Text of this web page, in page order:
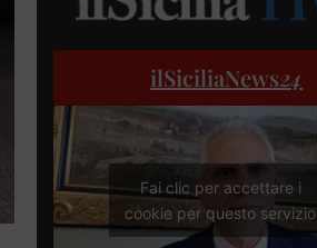
ilSiciliaNews24
Fai clic per accettare i
cookie per questo servizio